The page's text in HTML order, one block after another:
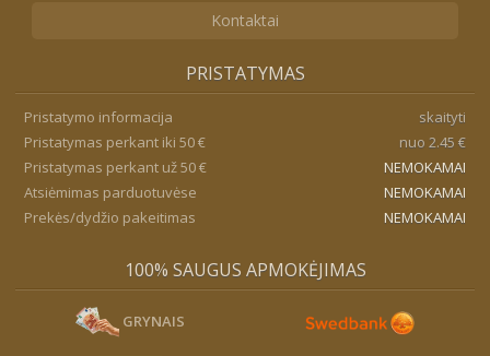
Kontaktai
PRISTATYMAS
Pristatymo informacija
skaityti
Pristatymas perkant iki 50 €
nuo 2.45 €
Pristatymas perkant už 50 €
NEMOKAMAI
Atsiėmimas parduotuvėse
NEMOKAMAI
Prekės/dydžio pakeitimas
NEMOKAMAI
100% SAUGUS APMOKĖJIMAS
GRYNAIS